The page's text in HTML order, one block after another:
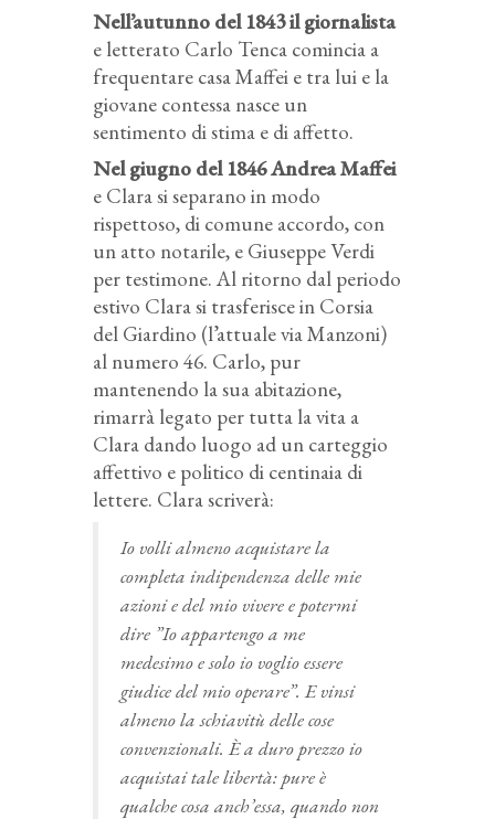
Nell’autunno del 1843 il giornalista
e letterato Carlo Tenca comincia a
frequentare casa Maffei e tra lui e la
giovane contessa nasce un
sentimento di stima e di affetto.
Nel giugno del 1846 Andrea Maffei
e Clara si separano in modo
rispettoso, di comune accordo, con
un atto notarile, e Giuseppe Verdi
per testimone. Al ritorno dal periodo
estivo Clara si trasferisce in Corsia
del Giardino (l’attuale via Manzoni)
al numero 46. Carlo, pur
mantenendo la sua abitazione,
rimarrà legato per tutta la vita a
Clara dando luogo ad un carteggio
affettivo e politico di centinaia di
lettere. Clara scriverà:
Io volli almeno acquistare la
completa indipendenza delle mie
azioni e del mio vivere e potermi
dire ”Io appartengo a me
medesimo e solo io voglio essere
giudice del mio operare”. E vinsi
almeno la schiavitù delle cose
convenzionali. È a duro prezzo io
acquistai tale libertà: pure è
qualche cosa anch’essa, quando non